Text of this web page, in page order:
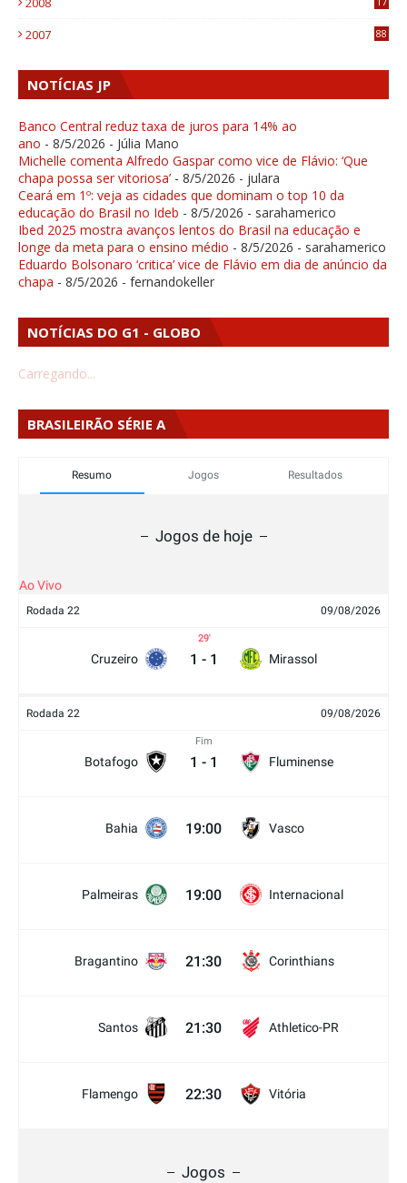
2007 88
NOTÍCIAS JP
Banco Central reduz taxa de juros para 14% ao
ano - 8/5/2026 - Júlia Mano
Michelle comenta Alfredo Gaspar como vice de Flávio: ‘Que
chapa possa ser vitoriosa’ - 8/5/2026 - julara
Ceará em 1º: veja as cidades que dominam o top 10 da
educação do Brasil no Ideb - 8/5/2026 - sarahamerico
Ibed 2025 mostra avanços lentos do Brasil na educação e
longe da meta para o ensino médio - 8/5/2026 - sarahamerico
Eduardo Bolsonaro ‘critica’ vice de Flávio em dia de anúncio da
chapa - 8/5/2026 - fernandokeller
NOTÍCIAS DO G1 - GLOBO
Carregando...
BRASILEIRÃO SÉRIE A
Resumo Jogos Resultados
Jogos de hoje
Ao Vivo
Rodada 22 09/08/2026
Cruzeiro
29
1 - 1 Mirassol
Rodada 22 09/08/2026
Botafogo
Fim
1 - 1 Fluminense
Bahia 19:00 Vasco
Palmeiras 19:00 Internacional
Bragantino 21:30 Corinthians
Santos 21:30 Athletico-PR
Flamengo 22:30 Vitória
Jogos